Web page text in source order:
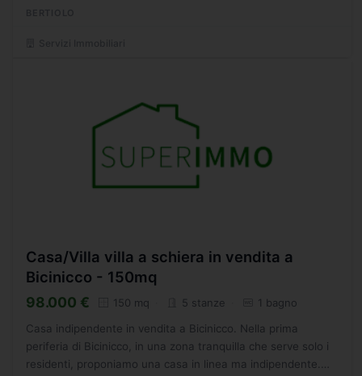
Casa/Villa villa a schiera in vendita a
Bicinicco - 150mq
98.000 € 150 mq 5 stanze 1 bagno
Casa indipendente in vendita a Bicinicco. Nella prima
periferia di Bicinicco, in una zona tranquilla che serve solo i
residenti, proponiamo una casa in linea ma indipendente.